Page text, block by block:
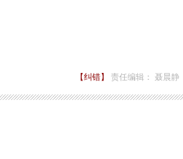
【纠错】 责任编辑： 聂晨静